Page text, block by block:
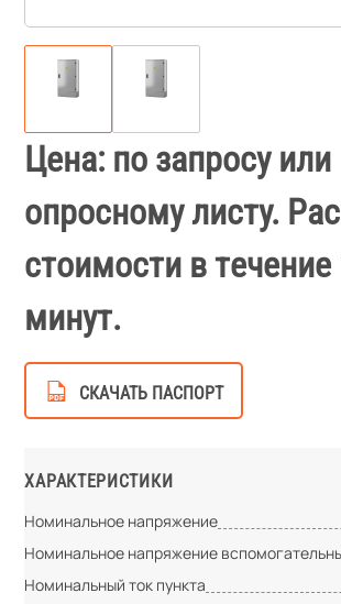
Цена: по запросу или
опросному листу.
стоимости в течение
минут.
СКАЧАТЬ ПАСПОРТ
ХАРАКТЕРИСТИКИ
Номинальное напряжение
Номинальное напряжение
Номинальный ток пункта